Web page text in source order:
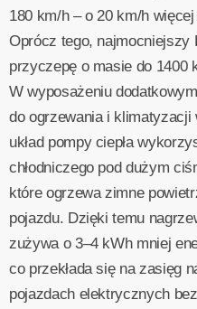
180 km/h – o 20 km/h
Oprócz tego, najmocniejszy
przyczepę o masie do 1400
W wyposażeniu
do ogrzewania i
układ pompy ciepła
chłodniczego pod dużym
które ogrzewa zimne
pojazdu. Dzięki temu
zużywa o 3–4 kWh mniej
co przekłada się na zasięg
pojazdach elektrycznych